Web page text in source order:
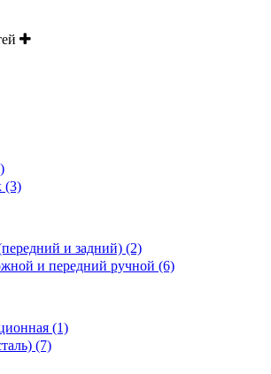
(3)
и задний) (2)
и передний ручной (6)
(1)
(7)